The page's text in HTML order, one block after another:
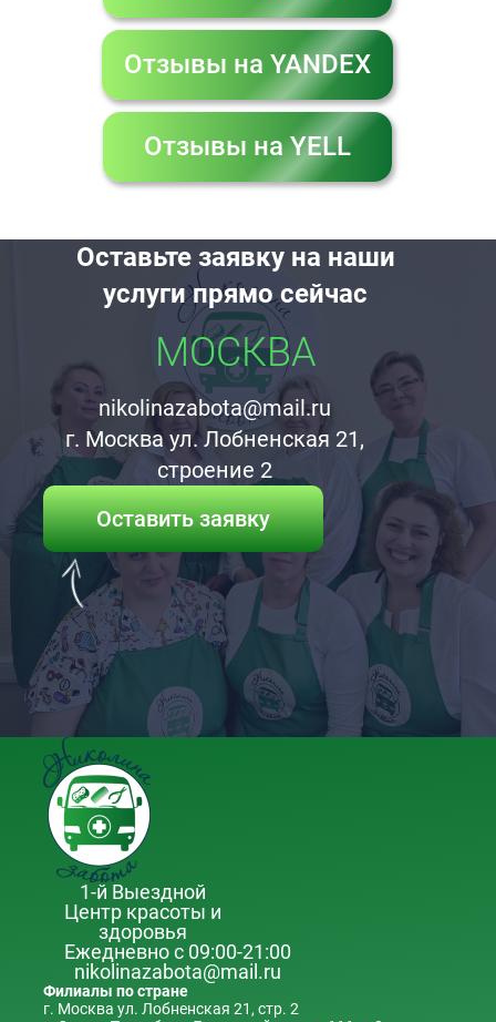
Отзывы на YANDEX
Отзывы на YELL
Оставьте заявку на наши
услуги прямо сейчас
МОСКВА
nikolinazabota@mail.ru
г. Москва ул. Лобненская 21,
строение 2
Оставить заявку
1-й Выездной
Центр красоты и
здоровья
Ежедневно с 09:00-21:00
nikolinazabota@mail.ru
Филиалы по стране
г. Москва ул. Лобненская 21, стр. 2